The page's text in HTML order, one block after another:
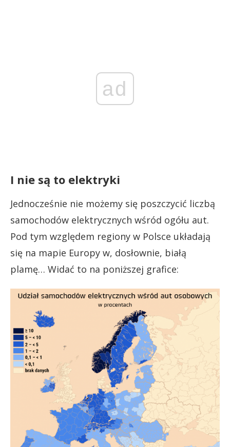
ad
I nie są to elektryki
Jednocześnie nie możemy się poszczycić liczbą
samochodów elektrycznych wśród ogółu aut.
Pod tym względem regiony w Polsce układają
się na mapie Europy w, dosłownie, białą
plamę… Widać to na poniższej grafice: